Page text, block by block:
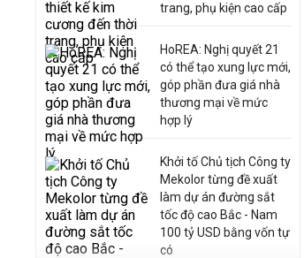
trang, phụ kiện cao cấp
HoREA: Nghị quyết 21
có thể tạo xung lực mới,
góp phần đưa giá nhà
thương mại về mức
hợp lý
Khởi tố Chủ tịch Công ty
Mekolor từng đề xuất
làm dự án đường sắt
tốc độ cao Bắc - Nam
100 tỷ USD bằng vốn tự
có